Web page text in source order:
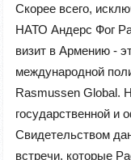
Скорее всего,
НАТО Андерс Фог
визит в Армению -
международной
Rasmussen Global.
государственной и
Свидетельством
встречи, которые